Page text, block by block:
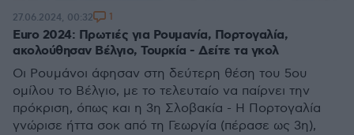
Euro 2024: Πρωτιές για Ρουμανία, Πορτογαλία,
ακολούθησαν Βέλγιο, Τουρκία - Δείτε τα γκολ
Οι Ρουμάνοι άφησαν στη δεύτερη θέση του 5ου
ομίλου το Βέλγιο, με το τελευταίο να παίρνει την
πρόκριση, όπως και η 3η Σλοβακία - Η Πορτογαλία
γνώρισε ήττα σοκ από τη Γεωργία (πέρασε ως 3η),
27.06.2024, 00:32 1